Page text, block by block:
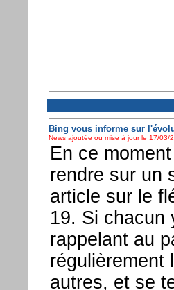
Bing vous informe sur
News ajoutée ou mise à jour le 17/03/
En ce
rendre sur un
article sur le
19. Si chacun
rappelant au
régulièrement
autres, et se